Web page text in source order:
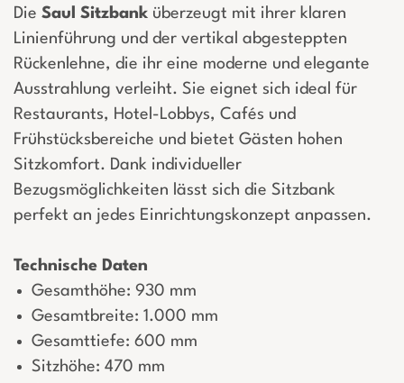
Die Saul Sitzbank überzeugt mit ihrer klaren
Linienführung und der vertikal abgesteppten
Rückenlehne, die ihr eine moderne und elegante
Ausstrahlung verleiht. Sie eignet sich ideal für
Restaurants, Hotel-Lobbys, Cafés und
Frühstücksbereiche und bietet Gästen hohen
Sitzkomfort. Dank individueller
Bezugsmöglichkeiten lässt sich die Sitzbank
perfekt an jedes Einrichtungskonzept anpassen.
Technische Daten
Gesamthöhe: 930 mm
Gesamtbreite: 1.000 mm
Gesamttiefe: 600 mm
Sitzhöhe: 470 mm